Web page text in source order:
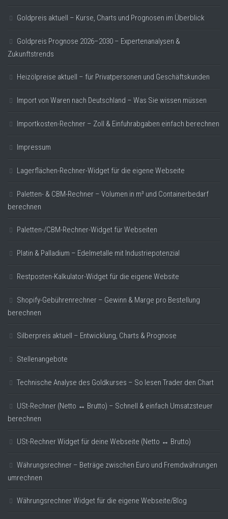
Goldpreis aktuell – Kurse, Charts und Prognosen im Überblick
Goldpreis Prognose 2026–2030 – Expertenanalysen &
Zukunftstrends
Heizölpreise aktuell – für Privatpersonen und Geschäftskunden
Import von Waren nach Deutschland – Was Sie wissen müssen
Importkosten-Rechner – Zoll & Einfuhrabgaben einfach berechnen
Impressum
Lagerflächen-Rechner-Widget für die eigene Webseite
Paletten- & CBM-Rechner – Volumen in m³ und Containerbedarf
berechnen
Paletten-/CBM-Rechner-Widget für Webseiten
Platin & Palladium – Edelmetalle mit Industriepotenzial
Restposten-Kalkulator-Widget für die eigene Website
Shopify-Gebührenrechner – Gewinn & Marge pro Bestellung
berechnen
Silberpreis aktuell – Entwicklung, Charts & Prognose
Stellenangebote
Technische Analyse des Goldkurses – So lesen Trader den Chart
USt-Rechner (Netto ↔ Brutto) – Schnell & einfach Umsatzsteuer
berechnen
USt-Rechner Widget für deine Webseite (Netto ↔ Brutto)
Währungsrechner – Beträge zwischen Euro und Fremdwährungen
umrechnen
Währungsrechner Widget für die eigene Webseite/Blog